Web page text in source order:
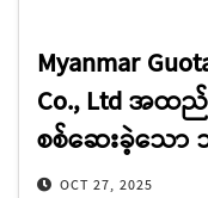
Myanmar
Co., Ltd အထ
စစ်ဆေးခဲ့သော
OCT 27, 2025